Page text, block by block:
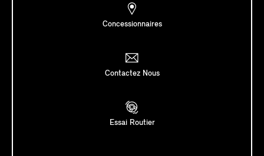
Concessionnaires
Contactez Nous
Essai Routier